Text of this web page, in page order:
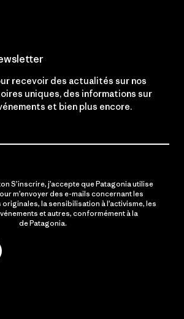
recevoir des actualités sur nos
uniques, des informations sur
et bien plus encore.
S’inscrire, j’accepte que Patagonia utilise
m’envoyer des e-mails concernant les
la sensibilisation à l’activisme, les
et autres, conformément à la
de Patagonia.